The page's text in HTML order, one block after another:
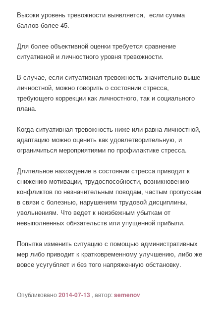
Высоки уровень тревожности выявляется, если сумма
баллов более 45.
Для более объективной оценки требуется сравнение
ситуативной и личностного уровня тревожности.
В случае, если ситуативная тревожность значительно выше
личностной, можно говорить о состоянии стресса,
требующего коррекции как личностного, так и социального
плана.
Когда ситуативная тревожность ниже или равна личностной,
адаптацию можно оценить как удовлетворительную, и
ограничиться мероприятиями по профилактике стресса.
Длительное нахождение в состоянии стресса приводит к
снижению мотивации, трудоспособности, возникновению
конфликтов по незначительным поводам, частым пропускам
в связи с болезнью, нарушениям трудовой дисциплины,
увольнениям. Что ведет к неизбежным убыткам от
невыполненных обязательств или упущенной прибыли.
Попытка изменить ситуацию с помощью административных
мер либо приводит к кратковременному улучшению, либо же
вовсе усугубляет и без того напряженную обстановку.
Опубликовано2014-07-13 , автор:semenov